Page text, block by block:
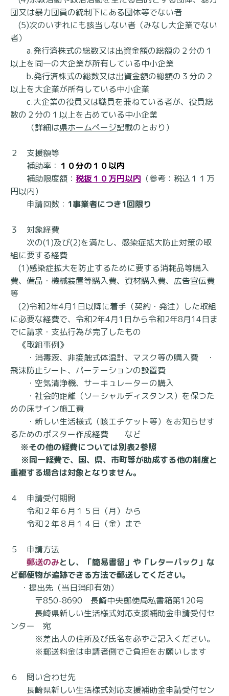
団又は暴力団員の統制下にある団体等でない者
(5)次のいずれにも該当しない者（みなし大企業でない
者）
a.発行済株式の総数又は出資金額の総額の２分の１
以上を同一の大企業が所有している中小企業
b.発行済株式の総数又は出資金額の総額の３分の２
以上を大企業が所有している中小企業
c.大企業の役員又は職員を兼ねている者が、役員総
数の２分の１以上を占めている中小企業
（詳細は県ホームページ記載のとおり）
２ 支援額等
補助率： １０分の１０以内
補助限度額： 税抜１０万円以内 （参考：税込１１万
円以内）
申請回数： 1事業者につき1回限り
３ 対象経費
次の(1)及び(2)を満たし、感染症拡大防止対策の取
組に要する経費
(1)感染症拡大を防止するために要する消耗品等購入
費、備品・機械装置等購入費、資材購入費、広告宣伝費
等
(2)令和2年4月1日以降に着手（契約・発注）した取組
に必要な経費で、令和2年4月1日から令和2年8月14日ま
でに請求・支払行為が完了したもの
《取組事例》
・消毒液、非接触式体温計、マスク等の購入費 ・
飛沫防止シート、パーテーションの設置費
・空気清浄機、サーキュレーターの購入
・社会的距離（ソーシャルディスタンス）を保つた
めの床サイン施工費
・新しい生活様式（咳エチケット等）をお知らせす
るためのポスター作成経費 など
※その他の経費については別表2参照
※同一経費で、国、県、市町等が助成する他の制度と
重複する場合は対象となりません。
４ 申請受付期間
令和２年６月１５日（月）から
令和２年８月１４日（金）まで
５ 申請方法
郵送のみとし、「簡易書留」や「レターパック」な
ど郵便物が追跡できる方法で郵送してください。
・提出先（当日消印有効）
〒850-8690 長崎中央郵便局私書箱第120号
長崎県新しい生活様式対応支援補助金申請受付セ
ンター 宛
※差出人の住所及び氏名を必ずご記入ください。
※郵送料金は申請者側でご負担をお願いします
６ 問い合わせ先
長崎県新しい生活様式対応支援補助金申請受付セン